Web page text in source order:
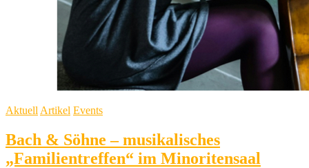
Aktuell Artikel Events
Bach & Söhne – musikalisches
„Familientreffen“ im Minoritensaal